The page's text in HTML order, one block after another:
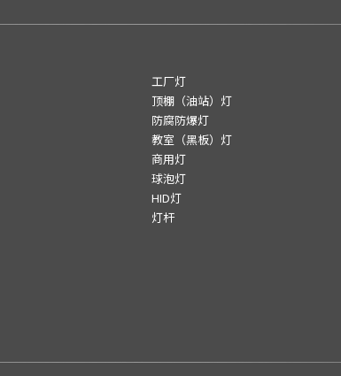
工厂灯
顶棚（油站）灯
防腐防爆灯
教室（黑板）灯
商用灯
球泡灯
HID灯
灯杆